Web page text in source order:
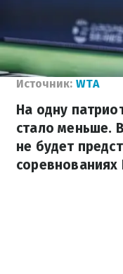
Источник: WTA
На одну
стало меньше.
не будет
соревнованиях